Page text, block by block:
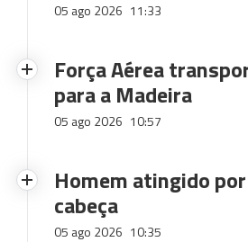
05 ago 2026 11:33
Força Aérea
para a Madeira
05 ago 2026 10:57
Homem atingido
cabeça
05 ago 2026 10:35